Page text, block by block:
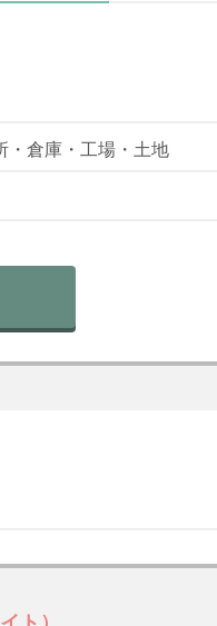
倉庫・工場・土地